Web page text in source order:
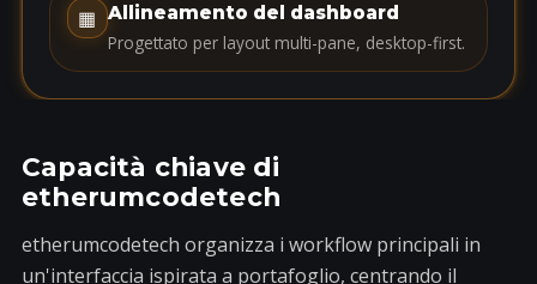
▦ Allineamento del dashboard
Progettato per layout multi-pane, desktop-first.
Capacità chiave di
etherumcodetech
etherumcodetech organizza i workflow principali in
un'interfaccia ispirata a portafoglio, centrando il